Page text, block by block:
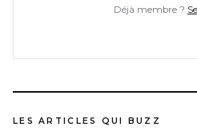
Déjà membre ?
LES ARTICLES QUI BUZZ